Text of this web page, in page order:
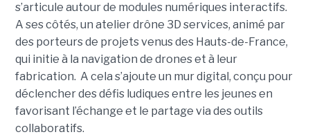
s’articule autour de modules numériques interactifs.
A ses côtés, un atelier drône 3D services, animé par
des porteurs de projets venus des Hauts-de-France,
qui initie à la navigation de drones et à leur
fabrication. A cela s’ajoute un mur digital, conçu pour
déclencher des défis ludiques entre les jeunes en
favorisant l’échange et le partage via des outils
collaboratifs.